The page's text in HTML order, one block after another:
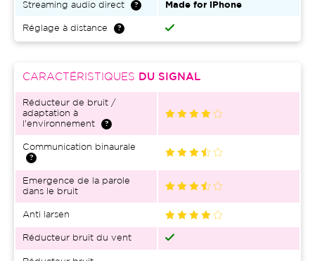
Streaming audio direct Made for iPhone
Réglage à distance
CARACTÉRISTIQUES DU SIGNAL
Réducteur de bruit /
adaptation à
l'environnement
Communication binaurale
Emergence de la parole
dans le bruit
Anti larsen
Réducteur bruit du vent